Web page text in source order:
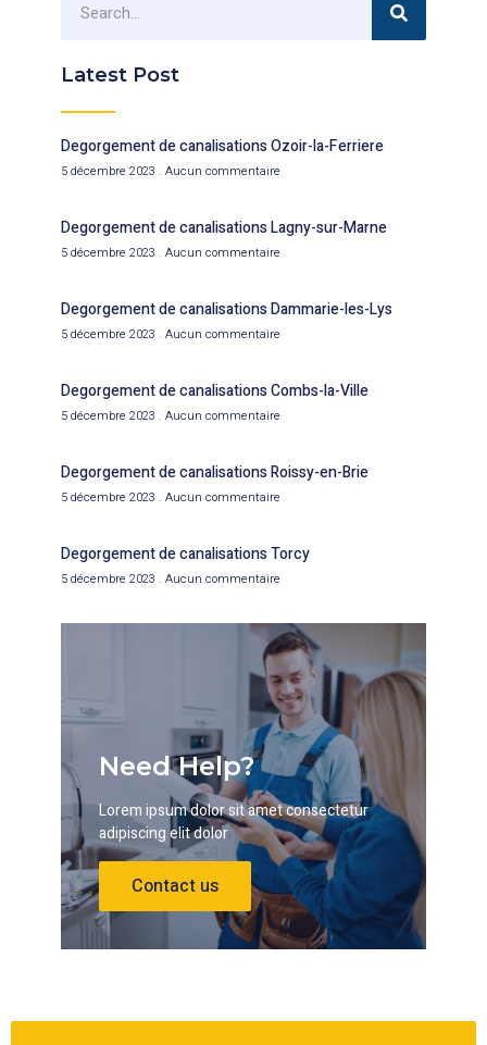
Latest Post
Degorgement de canalisations Ozoir-la-Ferriere
5 décembre 2023 Aucun commentaire
Degorgement de canalisations Lagny-sur-Marne
5 décembre 2023 Aucun commentaire
Degorgement de canalisations Dammarie-les-Lys
5 décembre 2023 Aucun commentaire
Degorgement de canalisations Combs-la-Ville
5 décembre 2023 Aucun commentaire
Degorgement de canalisations Roissy-en-Brie
5 décembre 2023 Aucun commentaire
Degorgement de canalisations Torcy
5 décembre 2023 Aucun commentaire
Need Help?
Lorem ipsum dolor sit amet consectetur
adipiscing elit dolor
Contact us